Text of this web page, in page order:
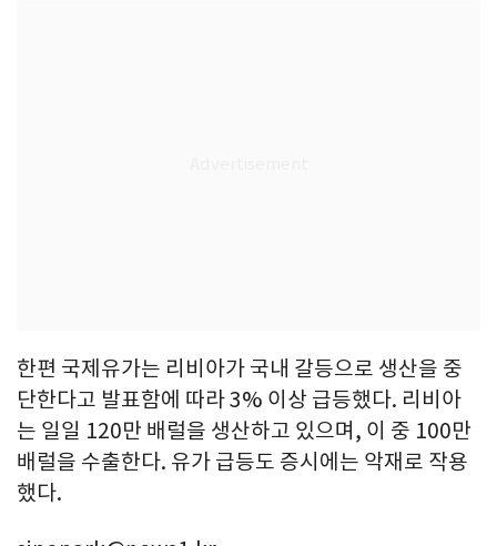
한편 국제유가는 리비아가 국내 갈등으로 생산을 중
단한다고 발표함에 따라 3% 이상 급등했다. 리비아
는 일일 120만 배럴을 생산하고 있으며, 이 중 100만
배럴을 수출한다. 유가 급등도 증시에는 악재로 작용
했다.